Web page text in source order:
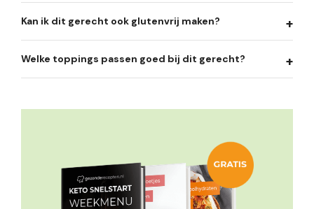
Kan ik dit gerecht ook glutenvrij maken?
Welke toppings passen goed bij dit gerecht?